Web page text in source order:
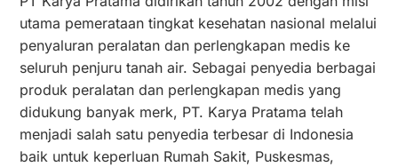
utama pemerataan tingkat kesehatan nasional melalui
penyaluran peralatan dan perlengkapan medis ke
seluruh penjuru tanah air. Sebagai penyedia berbagai
produk peralatan dan perlengkapan medis yang
didukung banyak merk, PT. Karya Pratama telah
menjadi salah satu penyedia terbesar di Indonesia
baik untuk keperluan Rumah Sakit, Puskesmas,